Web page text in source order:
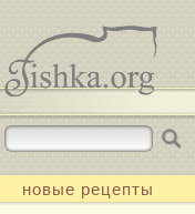
новые рецепты